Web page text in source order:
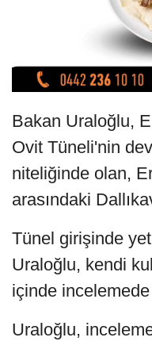
Bakan Uraloğlu,
Ovit Tüneli'nin
niteliğinde olan,
arasındaki
Tünel girişinde
Uraloğlu, kendi
içinde
Uraloğlu,